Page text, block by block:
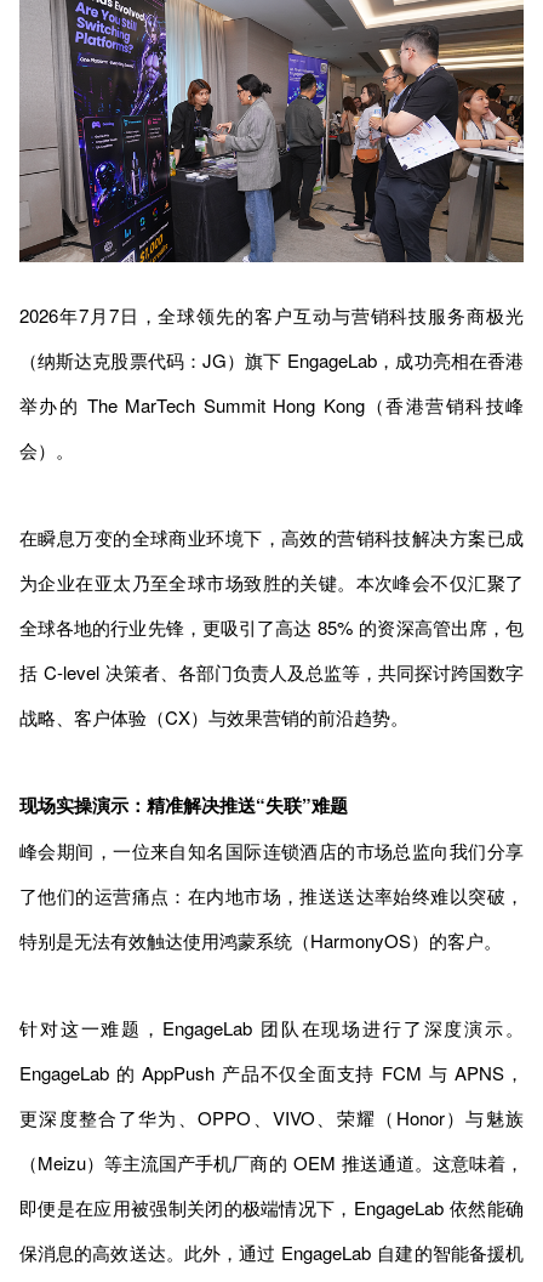
2026年7月7日，全球领先的客户互动与营销科技服务商极光
（纳斯达克股票代码：JG）旗下 EngageLab，成功亮相在香港
举办的 The MarTech Summit Hong Kong（香港营销科技峰
会）。
在瞬息万变的全球商业环境下，高效的营销科技解决方案已成
为企业在亚太乃至全球市场致胜的关键。本次峰会不仅汇聚了
全球各地的行业先锋，更吸引了高达 85% 的资深高管出席，包
括 C-level 决策者、各部门负责人及总监等，共同探讨跨国数字
战略、客户体验（CX）与效果营销的前沿趋势。
现场实操演示：精准解决推送“失联”难题
峰会期间，一位来自知名国际连锁酒店的市场总监向我们分享
了他们的运营痛点：在内地市场，推送送达率始终难以突破，
特别是无法有效触达使用鸿蒙系统（HarmonyOS）的客户。
针对这一难题，EngageLab 团队在现场进行了深度演示。
EngageLab 的 AppPush 产品不仅全面支持 FCM 与 APNS，
更深度整合了华为、OPPO、VIVO、荣耀（Honor）与魅族
（Meizu）等主流国产手机厂商的 OEM 推送通道。这意味着，
即便是在应用被强制关闭的极端情况下，EngageLab 依然能确
保消息的高效送达。此外，通过 EngageLab 自建的智能备援机